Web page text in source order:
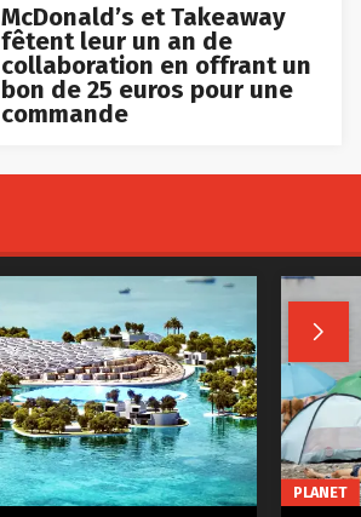
McDonald’s et Takeaway
fêtent leur un an de
collaboration en offrant un
bon de 25 euros pour une
commande

PLANET